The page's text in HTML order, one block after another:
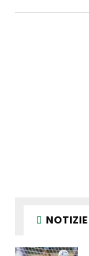
NOTIZIE